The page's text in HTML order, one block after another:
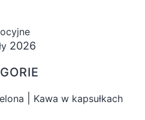
2026
Kawa w kapsułkach